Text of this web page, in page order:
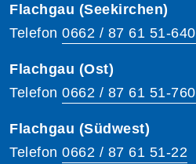
Flachgau (Seekirchen)
Telefon 0662 / 87 61 51-640
Flachgau (Ost)
Telefon 0662 / 87 61 51-760
Flachgau (Südwest)
Telefon 0662 / 87 61 51-22